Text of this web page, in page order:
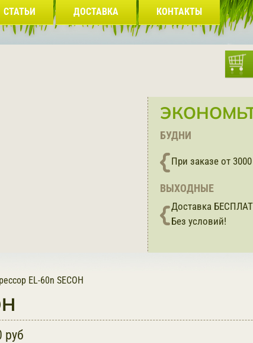
СТАТЬИ ДОСТАВКА КОНТАКТЫ
БУДНИ
При заказе от
ВЫХОДНЫЕ
Доставка
Без условий!
EL-60n SECOH
руб